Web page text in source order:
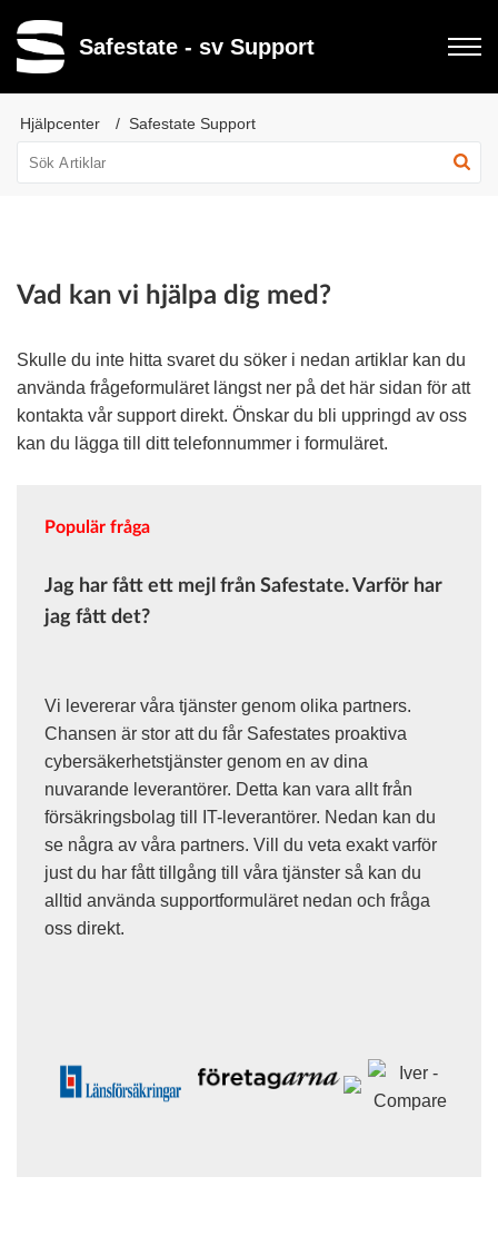
Safestate - sv Support
Hjälpcenter Safestate Support
Vad kan vi hjälpa dig med?
Skulle du inte hitta svaret du söker i nedan artiklar kan du
använda frågeformuläret längst ner på det här sidan för att
kontakta vår support direkt. Önskar du bli uppringd av oss
kan du lägga till ditt telefonnummer i formuläret.
Populär fråga
Jag har fått ett mejl från Safestate. Varför har
jag fått det?
Vi levererar våra tjänster genom olika partners.
Chansen är stor att du får Safestates proaktiva
cybersäkerhetstjänster genom en av dina
nuvarande leverantörer. Detta kan vara allt från
försäkringsbolag till IT-leverantörer. Nedan kan du
se några av våra partners. Vill du veta exakt varför
just du har fått tillgång till våra tjänster så kan du
alltid använda supportformuläret nedan och fråga
oss direkt.